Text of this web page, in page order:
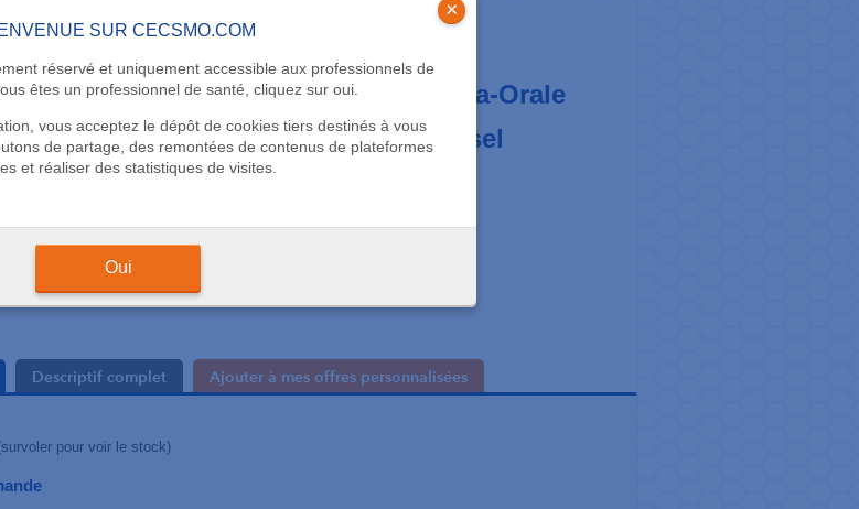
SUR CECSMO.COM
réservé et uniquement accessible aux professionnels de
êtes un professionnel de santé, cliquez sur oui.
vous acceptez le dépôt de cookies tiers destinés à vous
de partage, des remontées de contenus de plateformes
et réaliser des statistiques de visites.
×
Oui
ARCS FACIAUX
Arc pour Force Extra-Orale
sans boucle universel
DTC
Descriptif complet Ajouter à mes offres personnalisées
pour voir le stock)